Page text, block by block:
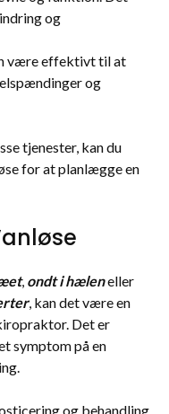
og
være effektivt til at
og
tjenester, kan du
for at planlægge en
, ondt i hæleneller
, kan det være en
Det er
symptom på en
og behandling